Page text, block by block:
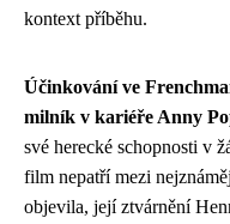
kontext příběhu.
Účinkování ve
milník v kariéře Anny
své herecké schopnosti v
film nepatří mezi
objevila, její ztvárnění